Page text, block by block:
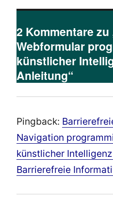
2 Kommentare
Webformular
künstlicher
Anleitung“
Pingback:
Navigation
künstlicher
Barrierefreie